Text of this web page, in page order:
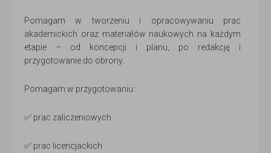
Pomagam w tworzeniu i opracowywaniu prac
akademickich oraz materiałów naukowych na każdym
etapie – od koncepcji i planu, po redakcję i
przygotowanie do obrony.
Pomagam w przygotowaniu:
✅ prac zaliczeniowych
✅ prac licencjackich